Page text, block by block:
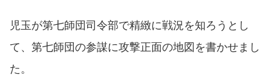
児玉が第七師団司令部で精緻に戦況を知ろうとし
て、第七師団の参謀に攻撃正面の地図を書かせまし
た。